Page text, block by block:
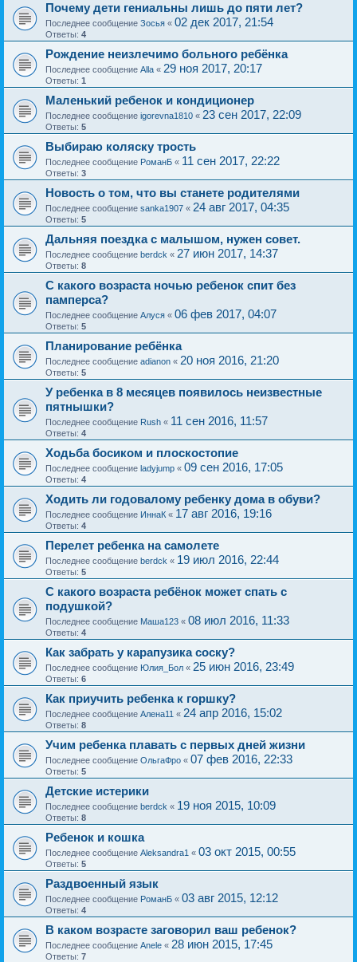
Почему дети гениальны лишь до пяти лет?
Последнее сообщение Зосья « 02 дек 2017, 21:54
Ответы: 4
Рождение неизлечимо больного ребёнка
Последнее сообщение Alla « 29 ноя 2017, 20:17
Ответы: 1
Маленький ребенок и кондиционер
Последнее сообщение igorevna1810 « 23 сен 2017, 22:09
Ответы: 5
Выбираю коляску трость
Последнее сообщение РоманБ « 11 сен 2017, 22:22
Ответы: 3
Новость о том, что вы станете родителями
Последнее сообщение sanka1907 « 24 авг 2017, 04:35
Ответы: 5
Дальняя поездка с малышом, нужен совет.
Последнее сообщение berdck « 27 июн 2017, 14:37
Ответы: 8
С какого возраста ночью ребенок спит без
памперса?
Последнее сообщение Алуся « 06 фев 2017, 04:07
Ответы: 5
Планирование ребёнка
Последнее сообщение adianon « 20 ноя 2016, 21:20
Ответы: 5
У ребенка в 8 месяцев появилось неизвестные
пятнышки?
Последнее сообщение Rush « 11 сен 2016, 11:57
Ответы: 4
Ходьба босиком и плоскостопие
Последнее сообщение ladyjump « 09 сен 2016, 17:05
Ответы: 4
Ходить ли годовалому ребенку дома в обуви?
Последнее сообщение ИннаК « 17 авг 2016, 19:16
Ответы: 4
Перелет ребенка на самолете
Последнее сообщение berdck « 19 июл 2016, 22:44
Ответы: 5
С какого возраста ребёнок может спать с
подушкой?
Последнее сообщение Маша123 « 08 июл 2016, 11:33
Ответы: 4
Как забрать у карапузика соску?
Последнее сообщение Юлия_Бол « 25 июн 2016, 23:49
Ответы: 6
Как приучить ребенка к горшку?
Последнее сообщение Алена11 « 24 апр 2016, 15:02
Ответы: 8
Учим ребенка плавать с первых дней жизни
Последнее сообщение ОльгаФро « 07 фев 2016, 22:33
Ответы: 5
Детские истерики
Последнее сообщение berdck « 19 ноя 2015, 10:09
Ответы: 8
Ребенок и кошка
Последнее сообщение Aleksandra1 « 03 окт 2015, 00:55
Ответы: 5
Раздвоенный язык
Последнее сообщение РоманБ « 03 авг 2015, 12:12
Ответы: 4
В каком возрасте заговорил ваш ребенок?
Последнее сообщение Anele « 28 июн 2015, 17:45
Ответы: 7